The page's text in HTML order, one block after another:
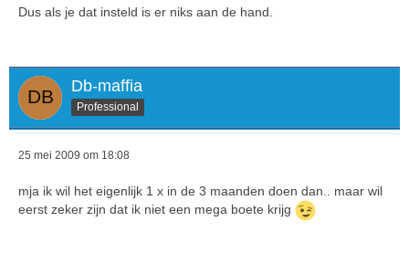
Dus als je dat insteld is er niks aan de hand.
Db-maffia
Professional
25 mei 2009 om 18:08
mja ik wil het eigenlijk 1 x in de 3 maanden doen dan.. maar wil
eerst zeker zijn dat ik niet een mega boete krijg